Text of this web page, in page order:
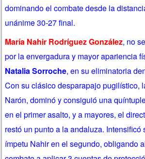
dominando el combate desde la
unánime 30-27 final.
María Nahir Rodríguez González, no
por la envergadura y mayor apariencia
Natalia Sorroche, en su eliminatoria
Con su clásico desparapajo pugilístico,
Narón, dominó y consiguió una
en el primer asalto, y a mayores, el
restó un punto a la andaluza. Intensificó
ímpetu Nahir en el segundo, obligando